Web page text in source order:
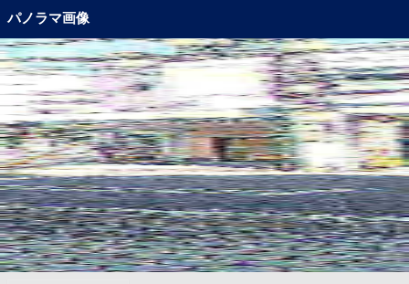
パノラマ画像